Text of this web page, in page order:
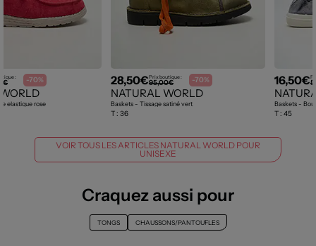
: -70%
elastique rose
28,50€Prix boutique :
95,00€ -70%
NATURAL WORLD
Baskets - Tissage satiné vert
T : 36
16,50€
Baskets -
T : 45
VOIR TOUS LES ARTICLES NATURAL WORLD POUR
UNISEXE
Craquez aussi pour
TONGS CHAUSSONS/PANTOUFLES